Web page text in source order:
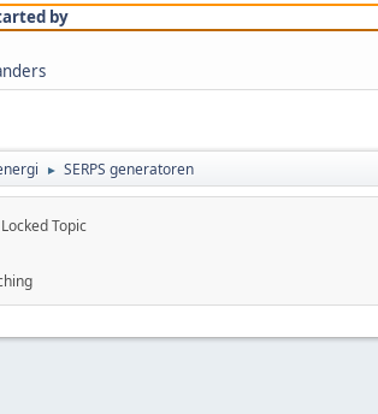
by
► SERPS generatoren
Locked Topic